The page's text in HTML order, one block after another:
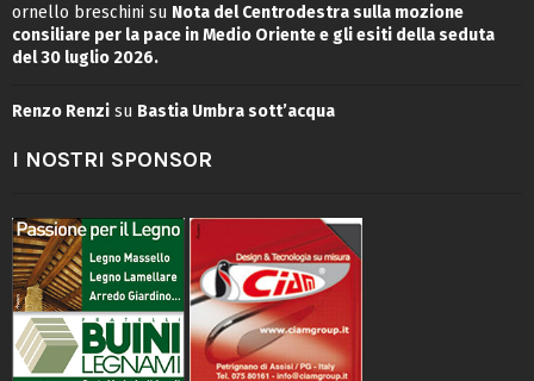
ornello breschini su Nota del Centrodestra sulla mozione
consiliare per la pace in Medio Oriente e gli esiti della seduta
del 30 luglio 2026.
Renzo Renzi su Bastia Umbra sott’acqua
I NOSTRI SPONSOR